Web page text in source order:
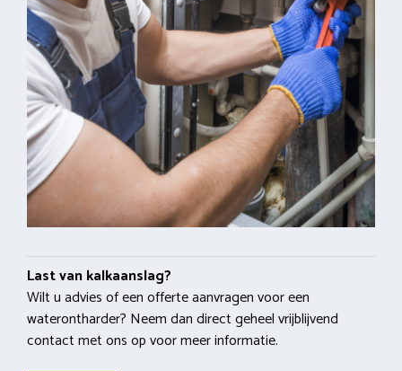
Last van kalkaanslag?
Wilt u advies of een offerte aanvragen voor een
waterontharder? Neem dan direct geheel vrijblijvend
contact met ons op voor meer informatie.